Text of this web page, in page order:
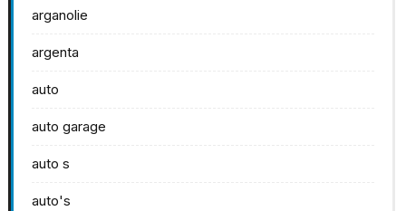
arganolie
argenta
auto
auto garage
auto s
auto's